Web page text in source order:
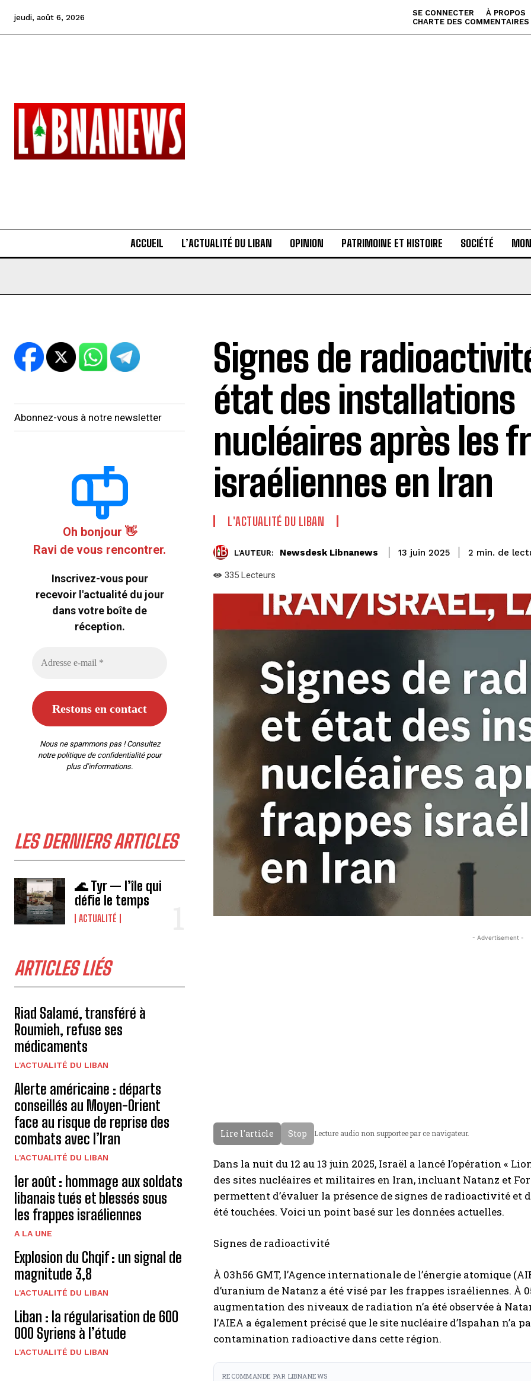
jeudi, août 6, 2026 SE CONNECTER
À PROPOS
CHARTE DES COMMENTAIRES
ACCUEIL L’ACTUALITÉ DU LIBAN OPINION PATRIMOINE ET HISTOIRE SOCIÉTÉ
Abonnez-vous à notre newsletter
Oh bonjour 👋
Ravi de vous rencontrer.
Inscrivez-vous pour
recevoir l'actualité du jour
dans votre boîte de
réception.
Nous ne spammons pas ! Consultez
notre politique de confidentialitépour
plus d’informations.
LES DERNIERS ARTICLES
🌊 Tyr — l’île qui
défie le temps
ACTUALITÉ
ARTICLES LIÉS
Riad Salamé, transféré à
Roumieh, refuse ses
médicaments
L'ACTUALITÉ DU LIBAN
Alerte américaine : départs
conseillés au Moyen-Orient
face au risque de reprise des
combats avec l’Iran
L'ACTUALITÉ DU LIBAN
1er août : hommage aux soldats
libanais tués et blessés sous
les frappes israéliennes
A LA UNE
Explosion du Chqif : un signal de
magnitude 3,8
L'ACTUALITÉ DU LIBAN
Liban : la régularisation de 600
000 Syriens à l’étude
L'ACTUALITÉ DU LIBAN
Signes de
état des installations
nucléaires après les
israéliennes en Iran
L'ACTUALITÉ DU LIBAN
L'AUTEUR: Newsdesk Libnanews 13 juin 2025 2 min. de
335 Lecteurs
- Advertisement -
Lire l'article Stop Lecture audio non supportee par ce navigateur.
Dans la nuit du 12 au 13 juin 2025, Israël a lancé l’opération «
des sites nucléaires et militaires en Iran, incluant Natanz et
permettent d’évaluer la présence de signes de radioactivité
été touchées. Voici un point basé sur les données actuelles.
Signes de radioactivité
À 03h56 GMT, l’Agence internationale de l’énergie atomique
d’uranium de Natanz a été visé par les frappes israéliennes. À
augmentation des niveaux de radiation n’a été observée à
l’AIEA a également précisé que le site nucléaire d’Ispahan n’a
contamination radioactive dans cette région.
RECOMMANDE PAR LIBNANEWS